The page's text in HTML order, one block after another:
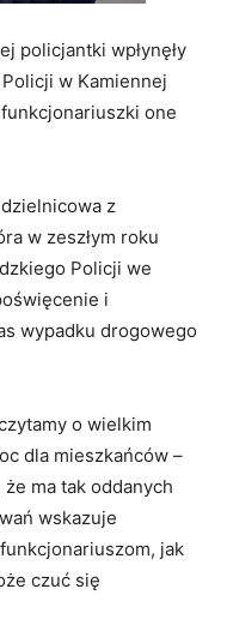
policjantki wpłynęły
w Kamiennej
one
z
w zeszłym roku
Policji we
i
wypadku drogowego
o wielkim
dla mieszkańców –
ma tak oddanych
wskazuje
jak
czuć się